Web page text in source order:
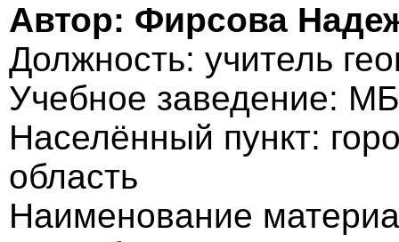
Автор: Фирсова
Должность: учитель
Учебное заведение:
Населённый пункт:
область
Наименование